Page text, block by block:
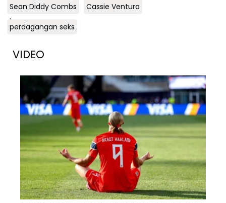
Sean Diddy Combs
Cassie Ventura
.
perdagangan seks
VIDEO